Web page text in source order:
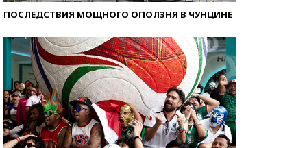
ПОСЛЕДСТВИЯ МОЩНОГО ОПОЛЗНЯ В ЧУНЦИНЕ